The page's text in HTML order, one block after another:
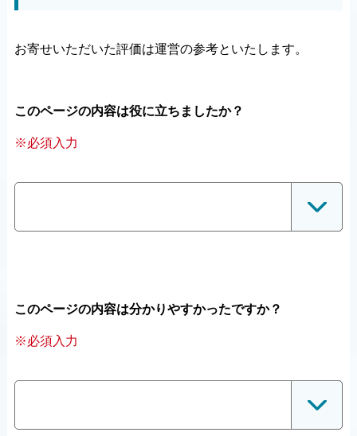
お寄せいただいた評価は運営の参考といたします。
このページの内容は役に立ちましたか？
※必須入力
このページの内容は分かりやすかったですか？
※必須入力